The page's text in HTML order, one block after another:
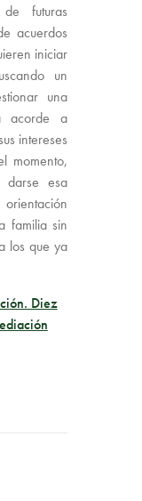
futuras
acuerdos
iniciar
un
una
acorde a
intereses
momento,
esa
familia sin
los que ya
Diez